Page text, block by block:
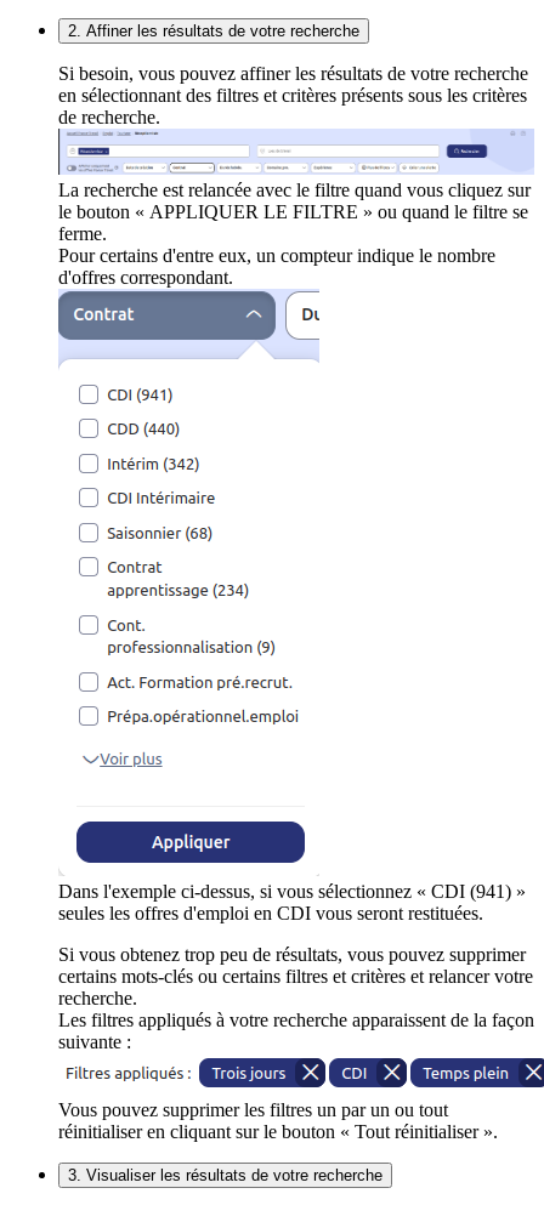
2. Affiner les résultats de votre recherche
Si besoin, vous pouvez affiner les résultats de votre recherche
en sélectionnant des filtres et critères présents sous les critères
de recherche.
La recherche est relancée avec le filtre quand vous cliquez sur
le bouton « APPLIQUER LE FILTRE » ou quand le filtre se
ferme.
Pour certains d'entre eux, un compteur indique le nombre
d'offres correspondant.
Dans l'exemple ci-dessus, si vous sélectionnez « CDI (941) »
seules les offres d'emploi en CDI vous seront restituées.
Si vous obtenez trop peu de résultats, vous pouvez supprimer
certains mots-clés ou certains filtres et critères et relancer votre
recherche.
Les filtres appliqués à votre recherche apparaissent de la façon
suivante :
Vous pouvez supprimer les filtres un par un ou tout
réinitialiser en cliquant sur le bouton « Tout réinitialiser ».
3. Visualiser les résultats de votre recherche